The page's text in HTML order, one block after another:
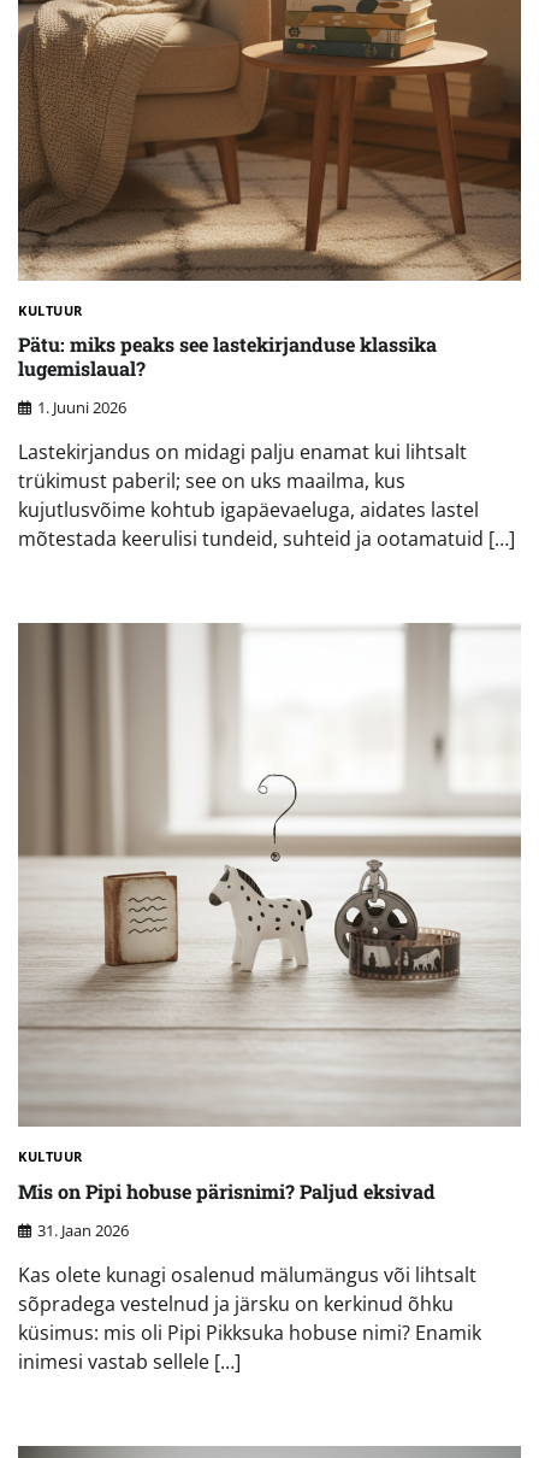
KULTUUR
Pätu: miks peaks see lastekirjanduse klassika
lugemislaual?
1. Juuni 2026
Lastekirjandus on midagi palju enamat kui lihtsalt
trükimust paberil; see on uks maailma, kus
kujutlusvõime kohtub igapäevaeluga, aidates lastel
mõtestada keerulisi tundeid, suhteid ja ootamatuid […]
KULTUUR
Mis on Pipi hobuse pärisnimi? Paljud eksivad
31. Jaan 2026
Kas olete kunagi osalenud mälumängus või lihtsalt
sõpradega vestelnud ja järsku on kerkinud õhku
küsimus: mis oli Pipi Pikksuka hobuse nimi? Enamik
inimesi vastab sellele […]